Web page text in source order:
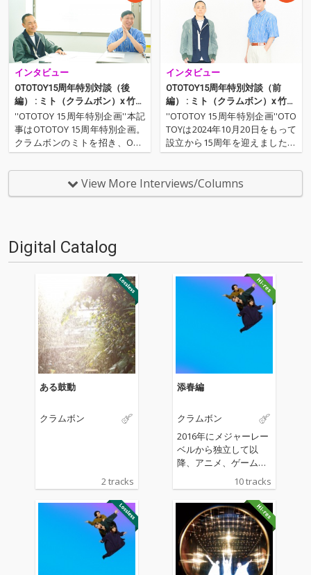
インタビュー
OTOTOY15周年特別対談（後
編） : ミト（クラムボン）x 竹中
直純（OTOTOY）──OTOTOYの1
5年と日本の音楽配信
''OTOTOY 15周年特別企画''本記
事はOTOTOY 15周年特別企画。
クラムボンのミトを招き、OTO
TOY代表取締役の竹中直純との
対談、後編です。サブスクリプ
ション・サービス時代が到来、
サービスが普及した2016年にク
インタビュー
OTOTOY15周年特別対談（前
編） : ミト（クラムボン）x 竹中
直純（OTOTOY）──OTOTOYの1
5年と日本の音楽配信
''OTOTOY 15周年特別企画''OTO
TOYは2024年10月20日をもって
設立から15周年を迎えました。
本記事は15周年特別企画とし
て、クラムボンのミトを招き、
OTOTOY代表取締役の竹中直純
との対談を前編、後編に渡って
View More Interviews/Columns
Digital Catalog
ある鼓動
クラムボン
2 tracks
添春編
クラムボン
2016年にメジャーレー
ベルから独立して以
降、アニメ、ゲーム、
CMなど様々なシーンで
発表されてきた楽曲
と、新曲「ピリオドと
プレリュード 」を収録
した全10曲。クラムボ
ンの7年の軌跡と、 そ
の先の未来へ向けたア
ルバム。
10 tracks